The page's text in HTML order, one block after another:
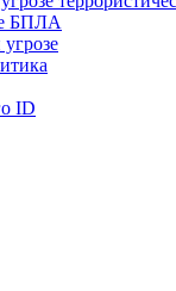
БПЛА
ID